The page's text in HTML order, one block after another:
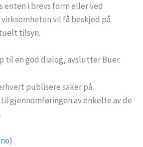
enten i brevs form eller ved
vil få beskjed på
tilsyn.
til en god dialog, avslutter Buer.
publisere saker på
gjennomføringen av enkelte av de
)